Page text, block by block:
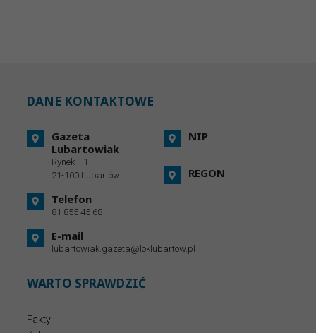
DANE KONTAKTOWE
Gazeta
Lubartowiak
Rynek II 1
21-100 Lubartów
Telefon
81 855 45 68
E-mail
lubartowiak.gazeta@loklubartow.pl
NIP
REGON
WARTO SPRAWDZIĆ
Fakty